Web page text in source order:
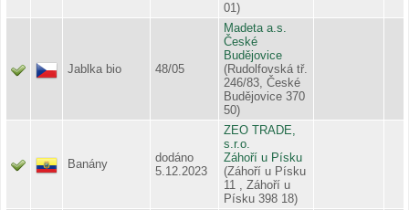
01)
Jablka bio 48/05
Madeta a.s.
České
Budějovice
(Rudolfovská tř.
246/83, České
Budějovice 370
50)
Banány
dodáno
5.12.2023
ZEO TRADE,
s.r.o.
Záhoří u Písku
(Záhoří u Písku
11 , Záhoří u
Písku 398 18)